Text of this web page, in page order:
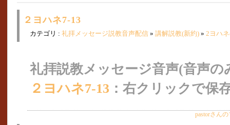
２ヨハネ7-13
カテゴリ : 礼拝メッセージ説教音声配信 » 講解説教(新約) » 2ヨハ
礼拝説教メッセージ音声(音声の
２ヨハネ7-13 ：右クリックで保
pastorさん